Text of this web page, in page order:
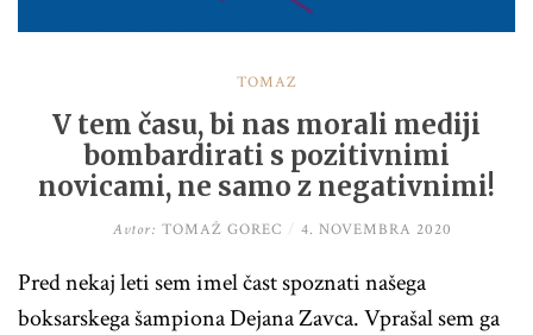
TOMAŽ
V tem času, bi nas morali mediji
bombardirati s pozitivnimi
novicami, ne samo z negativnimi!
Avtor: TOMAŽ GOREC / 4. NOVEMBRA 2020
Pred nekaj leti sem imel čast spoznati našega
boksarskega šampiona Dejana Zavca. Vprašal sem ga